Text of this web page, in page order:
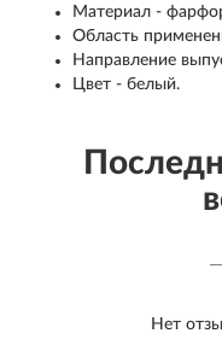
Материал -
Область
Направление
Цвет - белый.
Нет